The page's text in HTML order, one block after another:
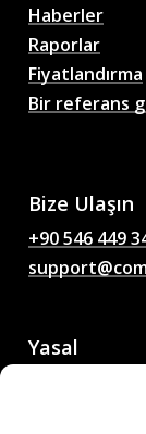
Haberler
Raporlar
Fiyatlandırma
Bir referans
Bize Ulaşın
+90 546 449
Yasal